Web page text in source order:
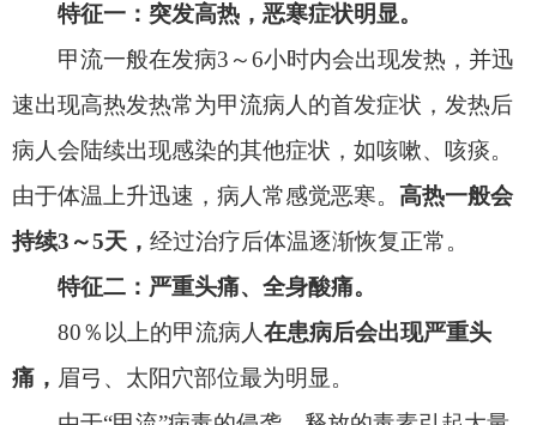
胸部压迫感表现为胸闷、憋气、呼吸不畅，
能是由于病毒侵犯呼吸道，引起呼吸道的感染，导
致气体交换不足，出现轻度缺氧症状。
王宝增表示，预防甲流，最有效的方式是接种
流感疫苗。“推荐在甲流流行期开始之前进行接种，
一般是10月。当然在流行期间也可以去接种疫
除了流感疫苗外，甲流其他的防护措施与新冠
防护基本相同。
面对流感，“防”大于“治”。流感和
聚集”等新冠肺炎的防控措施对流感的防控也同样有